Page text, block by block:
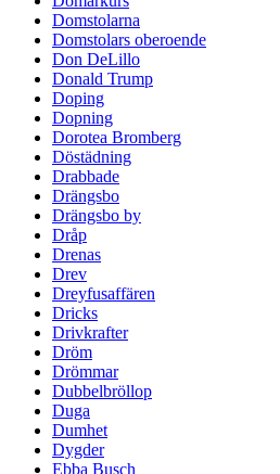
Domstolarna
Domstolars oberoende
Don DeLillo
Donald Trump
Doping
Dopning
Dorotea Bromberg
Döstädning
Drabbade
Drängsbo
Drängsbo by
Dråp
Drenas
Drev
Dreyfusaffären
Dricks
Drivkrafter
Dröm
Drömmar
Dubbelbröllop
Duga
Dumhet
Dygder
Ebba Busch